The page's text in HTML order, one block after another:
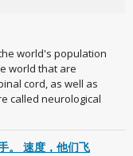
world's population
world that are
cord, as well as
called neurological
。 速度，他们飞